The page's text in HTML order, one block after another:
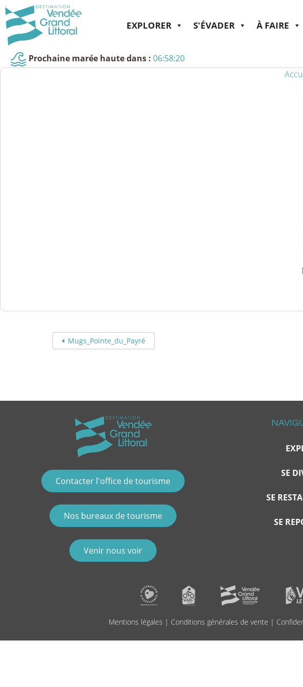
EXPLORER S'ÉVADER À FAIRE
Prochaine marée haute dans : 06:58:20
Mugs_Pointe_du_Payré
Contacter l'office de tourisme
Nos bureaux de tourisme
Venir nous voir
SE
SE
SE
Mentions légales | Conditions générales de vente |